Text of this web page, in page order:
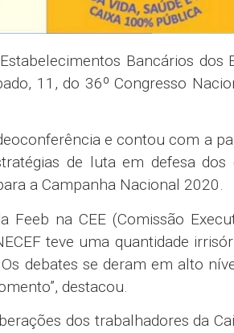
Bancários dos
11, do 36º Congresso
e contou com a
de luta em defesa
a Campanha Nacional 2020.
na CEE (Comissão
teve uma quantidade
debates se deram em alto
destacou.
dos trabalhadores da